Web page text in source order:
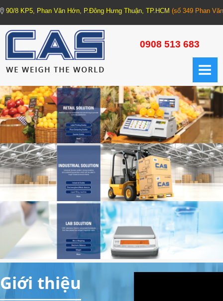
90/8 KP5, Phan Văn Hớn, P.Đông Hưng Thuận, TP.HCM (số 349 Phan
0908 513 683
TRANG CHỦ
CÂN ĐIỆN TỬ
1. CÂN XE TẢI - CÂN HỆ THỐNG (Truck Scale - Weighing Machine)
1.1. Trạm cân xe tải
1.2. Cân xe tải xách tay
1.3. Cân bồn các loại
2. CÂN CÔNG NGHIỆP (Industrial Scale)
2.1. Cân cơ bản
2.2. Cân tiểu ly, Cân phân tích
2.3. Cân đếm
2.4. Cân bàn
Giới thiệu